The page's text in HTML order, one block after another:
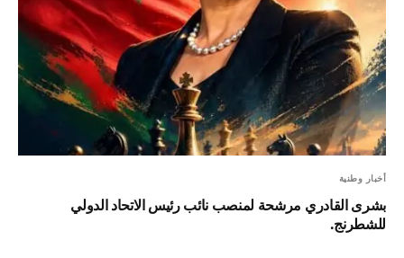
أخبار وطنية
بشرى القادري مرشحة لمنصب نائب رئيس الاتحاد الدولي
للشطرنج.